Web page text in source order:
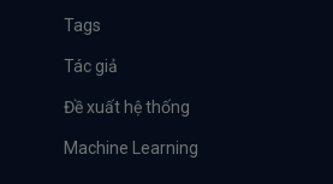
Tags
Tác giả
Đề xuất hệ thống
Machine Learning